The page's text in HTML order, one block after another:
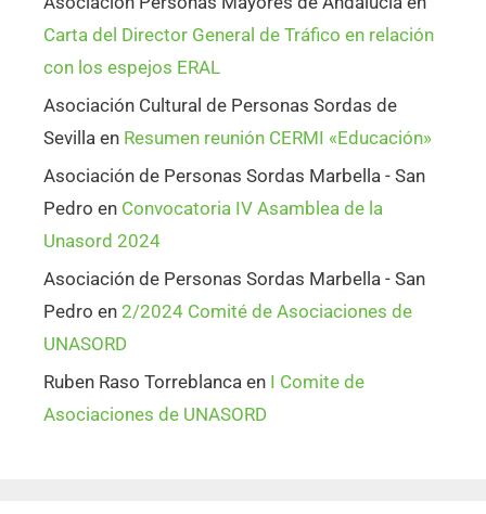
Carta del Director General de Tráfico en relación
con los espejos ERAL
Asociación Cultural de Personas Sordas de
Sevilla en Resumen reunión CERMI «Educación»
Asociación de Personas Sordas Marbella - San
Pedro en Convocatoria IV Asamblea de la
Unasord 2024
Asociación de Personas Sordas Marbella - San
Pedro en 2/2024 Comité de Asociaciones de
UNASORD
Ruben Raso Torreblanca en I Comite de
Asociaciones de UNASORD